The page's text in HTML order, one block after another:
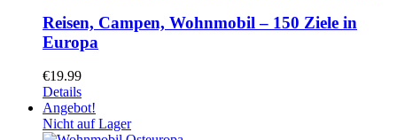
Reisen, Campen, Wohnmobil – 150 Ziele in
Europa
€19.99
Details
Angebot!
Nicht auf Lager